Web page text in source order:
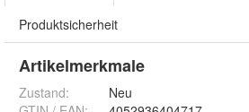
Produktsicherheit
Artikelmerkmale
Zustand:
Neu